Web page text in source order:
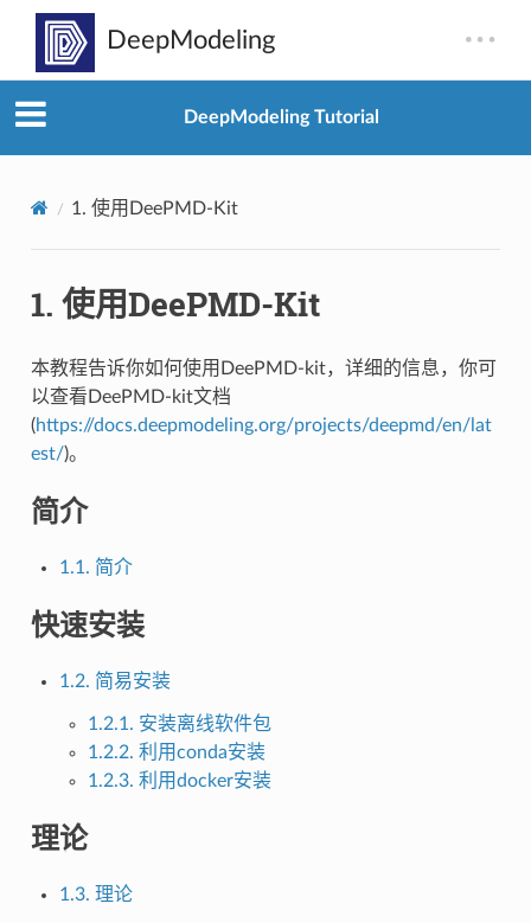
DeepModeling Tutorial
1. 使用DeePMD-Kit
1. 使用DeePMD-Kit
本教程告诉你如何使用DeePMD-kit，详细的信息，你可
以查看DeePMD-kit文档
(https://docs.deepmodeling.org/projects/deepmd/en/lat
est/)。
简介
1.1. 简介
快速安装
1.2. 简易安装
1.2.1. 安装离线软件包
1.2.2. 利用conda安装
1.2.3. 利用docker安装
理论
1.3. 理论